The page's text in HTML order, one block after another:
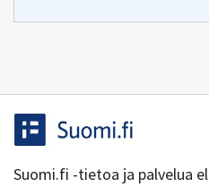
Suomi.fi -tietoa ja palvelua